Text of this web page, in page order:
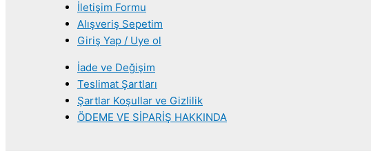
İletişim Formu
Alışveriş Sepetim
Giriş Yap / Uye ol
İade ve Değişim
Teslimat Şartları
Şartlar Koşullar ve Gizlilik
ÖDEME VE SİPARİŞ HAKKINDA